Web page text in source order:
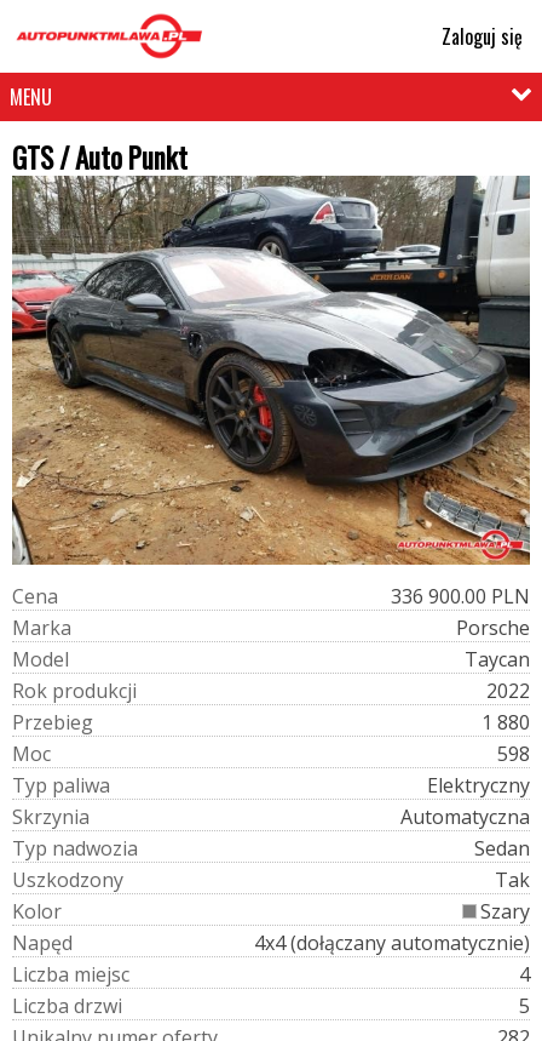
Zaloguj się
MENU
GTS / Auto Punkt
Cena
336 900.00 PLN
Marka
Porsche
Model
Taycan
Rok produkcji
2022
Przebieg
1 880
Moc
598
Typ paliwa
Elektryczny
Skrzynia
Automatyczna
Typ nadwozia
Sedan
Uszkodzony
Tak
Kolor
Szary
Napęd
4x4 (dołączany automatycznie)
Liczba miejsc
4
Liczba drzwi
5